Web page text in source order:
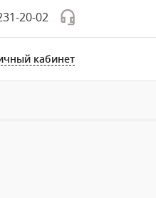
20-02
кабинет